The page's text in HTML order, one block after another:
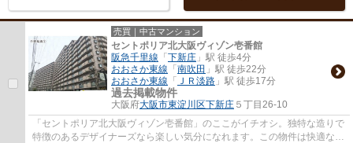
売買｜中古マンション
セントポリア北大阪ヴィゾン壱番館
阪急千里線 「 下新庄 」駅 徒歩4分
おおさか東線 「 南吹田 」駅 徒歩22分
おおさか東線 「 ＪＲ淡路 」駅 徒歩17分
過去掲載物件
大阪府大阪市東淀川区下新庄 ５丁目26-10
「セントポリア北大阪ヴィゾン壱番館」のここがイチオシ。独特な造りで
特徴のあるデザイナーズなら楽しい気分になれます。この物件は快適な室